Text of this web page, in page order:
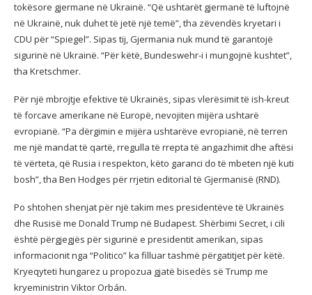
tokësore gjermane në Ukrainë. “Që ushtarët gjermanë të luftojnë
në Ukrainë, nuk duhet të jetë një temë”, tha zëvendës kryetari i
CDU për “Spiegel”. Sipas tij, Gjermania nuk mund të garantojë
sigurinë në Ukrainë. “Për këtë, Bundeswehr-i i mungojnë kushtet”,
tha Kretschmer.
Për një mbrojtje efektive të Ukrainës, sipas vlerësimit të ish-kreut
të forcave amerikane në Europë, nevojiten mijëra ushtarë
evropianë. “Pa dërgimin e mijëra ushtarëve evropianë, në terren
me një mandat të qartë, rregulla të rrepta të angazhimit dhe aftësi
të vërteta, që Rusia i respekton, këto garanci do të mbeten një kuti
bosh”, tha Ben Hodges për rrjetin editorial të Gjermanisë (RND).
Po shtohen shenjat për një takim mes presidentëve të Ukrainës
dhe Rusisë me Donald Trump në Budapest. Shërbimi Secret, i cili
është përgjegjës për sigurinë e presidentit amerikan, sipas
informacionit nga “Politico” ka filluar tashmë përgatitjet për këtë.
Kryeqyteti hungarez u propozua gjatë bisedës së Trump me
kryeministrin Viktor Orbán.